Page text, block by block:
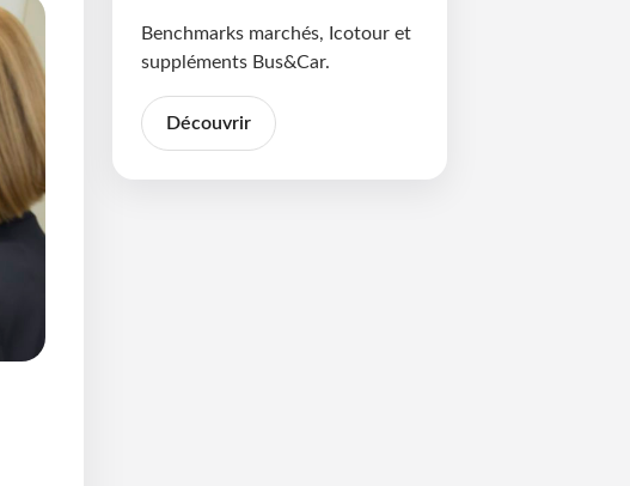
Benchmarks marchés, Icotour et
suppléments Bus&Car.
Découvrir